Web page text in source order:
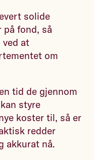
solide
på fond, så
ved at
om
tid de gjennom
styre
koster til, så er
redder
akkurat nå.